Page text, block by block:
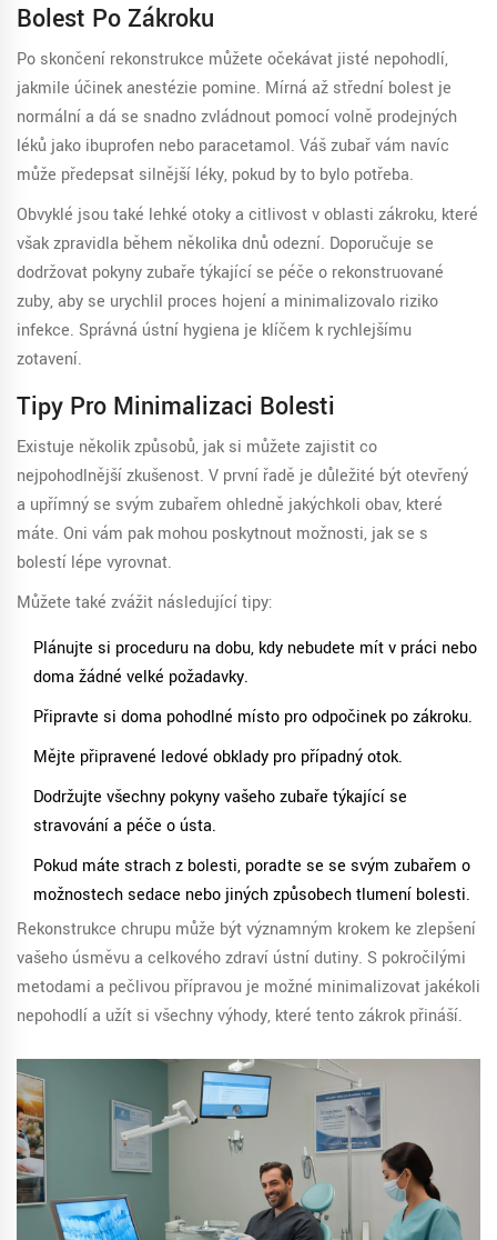
Bolest Po Zákroku
Po skončení rekonstrukce můžete očekávat jisté nepohodlí,
jakmile účinek anestézie pomine. Mírná až střední bolest je
normální a dá se snadno zvládnout pomocí volně prodejných
léků jako ibuprofen nebo paracetamol. Váš zubař vám navíc
může předepsat silnější léky, pokud by to bylo potřeba.
Obvyklé jsou také lehké otoky a citlivost v oblasti zákroku, které
však zpravidla během několika dnů odezní. Doporučuje se
dodržovat pokyny zubaře týkající se péče o rekonstruované
zuby, aby se urychlil proces hojení a minimalizovalo riziko
infekce. Správná ústní hygiena je klíčem k rychlejšímu
zotavení.
Tipy Pro Minimalizaci Bolesti
Existuje několik způsobů, jak si můžete zajistit co
nejpohodlnější zkušenost. V první řadě je důležité být otevřený
a upřímný se svým zubařem ohledně jakýchkoli obav, které
máte. Oni vám pak mohou poskytnout možnosti, jak se s
bolestí lépe vyrovnat.
Můžete také zvážit následující tipy:
Plánujte si proceduru na dobu, kdy nebudete mít v práci nebo
doma žádné velké požadavky.
Připravte si doma pohodlné místo pro odpočinek po zákroku.
Mějte připravené ledové obklady pro případný otok.
Dodržujte všechny pokyny vašeho zubaře týkající se
stravování a péče o ústa.
Pokud máte strach z bolesti, poraďte se se svým zubařem o
možnostech sedace nebo jiných způsobech tlumení bolesti.
Rekonstrukce chrupu může být významným krokem ke zlepšení
vašeho úsměvu a celkového zdraví ústní dutiny. S pokročilými
metodami a pečlivou přípravou je možné minimalizovat jakékoli
nepohodlí a užít si všechny výhody, které tento zákrok přináší.